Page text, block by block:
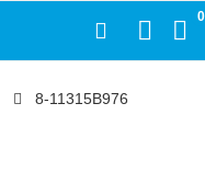
0
‎8-11315B976